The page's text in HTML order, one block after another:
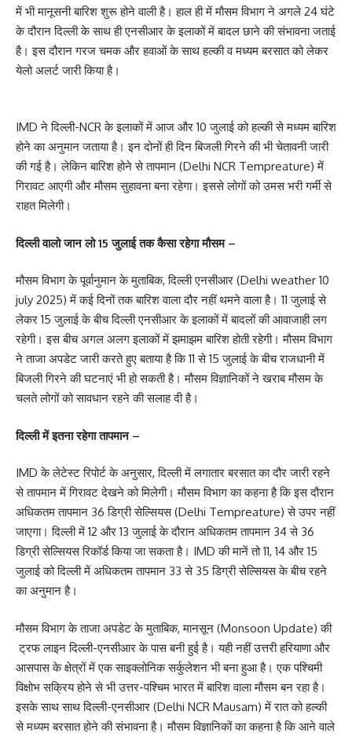
में भी मानूसनी बारिश शुरू होने वाली है। हाल ही में मौसम विभाग ने अगले 24 घंटे
के दौरान दिल्ली के साथ ही एनसीआर के इलाकों में बादल छाने की संभावना जताई
है। इस दौरान गरज चमक और हवाओं के साथ हल्की व मध्यम बरसात को लेकर
येलो अलर्ट जारी किया है।
IMD ने दिल्ली-NCR के इलाकों में आज और 10 जुलाई को हल्की से मध्यम बारिश
होने का अनुमान जताया है। इन दोनों ही दिन बिजली गिरने की भी चेतावनी जारी
की गई है। लेकिन बारिश होने से तापमान (Delhi NCR Tempreature) में
गिरावट आएगी और मौसम सुहावना बना रहेगा। इससे लोगों को उमस भरी गर्मी से
राहत मिलेगी।
दिल्ली वालो जान लो 15 जुलाई तक कैसा रहेगा मौसम –
मौसम विभाग के पूर्वानुमान के मुताबिक, दिल्ली एनसीआर (Delhi weather 10
july 2025) में कई दिनों तक बारिश वाला दौर नहीं थमने वाला है। 11 जुलाई से
लेकर 15 जुलाई के बीच दिल्ली एनसीआर के इलाकों में बादलों की आवाजाही लग
रहेगी। इस बीच अगल अलग इलाकों में झमाझम बारिश होती रहेगी। मौसम विभाग
ने ताजा अपडेट जारी करते हुए बताया है कि 11 से 15 जुलाई के बीच राजधानी में
बिजली गिरने की घटनाएं भी हो सकती है। मौसम विज्ञानिकों ने खराब मौसम के
चलते लोगों को सावधान रहने की सलाह दी है।
दिल्ली में इतना रहेगा तापमान –
IMD के लेटेस्ट रिपोर्ट के अनुसार, दिल्ली में लगातार बरसात का दौर जारी रहने
से तापमान में गिरावट देखने को मिलेगी। मौसम विभाग का कहना है कि इस दौरान
अधिकतम तापमान 36 डिग्री सेल्सियस (Delhi Tempreature) से उपर नहीं
जाएगा। दिल्ली में 12 और 13 जुलाई के दौरान अधिकतम तापमान 34 से 36
डिग्री सेल्सियस रिकॉर्ड किया जा सकता है। IMD की मानें तो 11, 14 और 15
जुलाई को दिल्ली में अधिकतम तापमान 33 से 35 डिग्री सेल्सियस के बीच रहने
का अनुमान है।
मौसम विभाग के ताजा अपडेट के मुताबिक, मानसून (Monsoon Update) की
ट्रफ लाइन दिल्ली-एनसीआर के पास बनी हुई है। यही नहीं उत्तरी हरियाणा और
आसपास के क्षेत्रों में एक साइक्लोनिक सर्कुलेशन भी बना हुआ है। एक पश्चिमी
विक्षोभ सक्रिय होने से भी उत्तर-पश्चिम भारत में बारिश वाला मौसम बन रहा है।
इसके साथ साथ दिल्ली-एनसीआर (Delhi NCR Mausam) में रात को हल्की
से मध्यम बरसात होने की संभावना है। मौसम विज्ञानिकों का कहना है कि आने वाले